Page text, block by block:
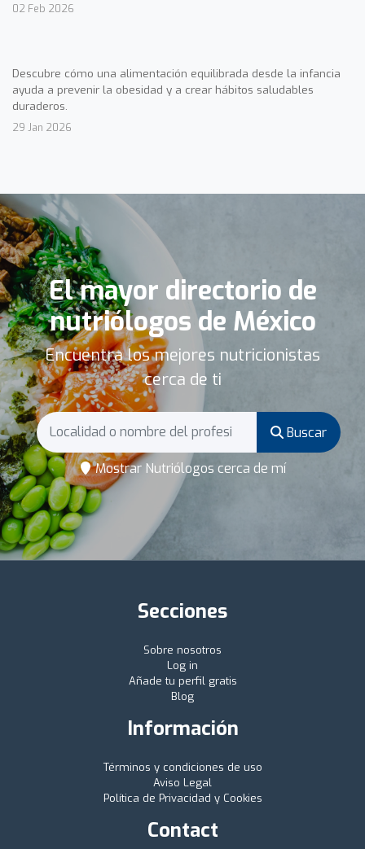
02 Feb 2026
Descubre cómo una alimentación equilibrada desde la infancia
ayuda a prevenir la obesidad y a crear hábitos saludables
duraderos.
29 Jan 2026
El mayor directorio de
nutriólogos de México
Encuentra los mejores nutricionistas
cerca de ti
Buscar
Mostrar Nutriólogos cerca de mí
Secciones
Sobre nosotros
Log in
Añade tu perfil gratis
Blog
Información
Términos y condiciones de uso
Aviso Legal
Política de Privacidad y Cookies
Contact